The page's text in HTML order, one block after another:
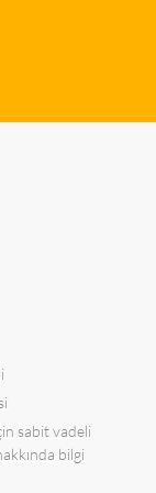
sabit vadeli
bilgi